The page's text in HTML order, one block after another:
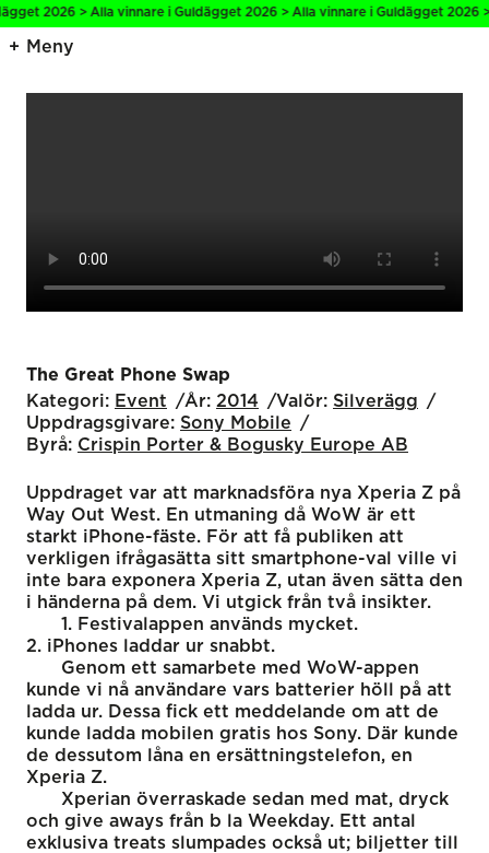
> Alla vinnare i Guldägget 2026 > Alla vinnare i Guldägget 2026 >
Meny
The Great Phone Swap
Kategori: Event År: 2014 Valör: Silverägg
Uppdragsgivare: Sony Mobile
Byrå: Crispin Porter & Bogusky Europe AB
Uppdraget var att marknadsföra nya Xperia Z på
Way Out West. En utmaning då WoW är ett
starkt iPhone-fäste. För att få publiken att
verkligen ifrågasätta sitt smartphone-val ville vi
inte bara exponera Xperia Z, utan även sätta den
i händerna på dem. Vi utgick från två insikter.
1. Festivalappen används mycket.
2. iPhones laddar ur snabbt.
Genom ett samarbete med WoW-appen
kunde vi nå användare vars batterier höll på att
ladda ur. Dessa fick ett meddelande om att de
kunde ladda mobilen gratis hos Sony. Där kunde
de dessutom låna en ersättningstelefon, en
Xperia Z.
Xperian överraskade sedan med mat, dryck
och give aways från b la Weekday. Ett antal
exklusiva treats slumpades också ut; biljetter till